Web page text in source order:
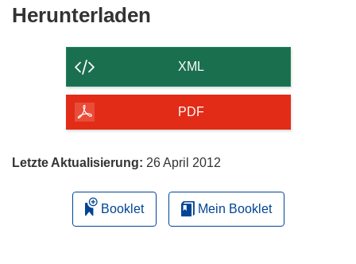
Herunterladen
der
Seite
herunterladen
XML
PDF
Letzte Aktualisierung: 26 April 2012
Booklet Mein Booklet